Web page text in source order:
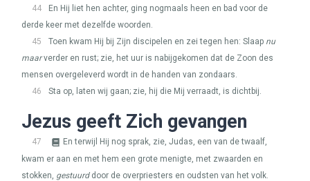
44
En Hij liet hen achter, ging nogmaals heen en bad voor de
derde keer met dezelfde woorden.
45
Toen kwam Hij bij Zijn discipelen en zei tegen hen: Slaap nu
maarverder en rust; zie, het uur is nabijgekomen dat de Zoon des
mensen overgeleverd wordt in de handen van zondaars.
46
Sta op, laten wij gaan; zie, hij die Mij verraadt, is dichtbij.
Jezus geeft Zich gevangen
47
En terwijl Hij nog sprak, zie, Judas, een van de twaalf,
kwam er aan en met hem een grote menigte, met zwaarden en
stokken, gestuurddoor de overpriesters en oudsten van het volk.